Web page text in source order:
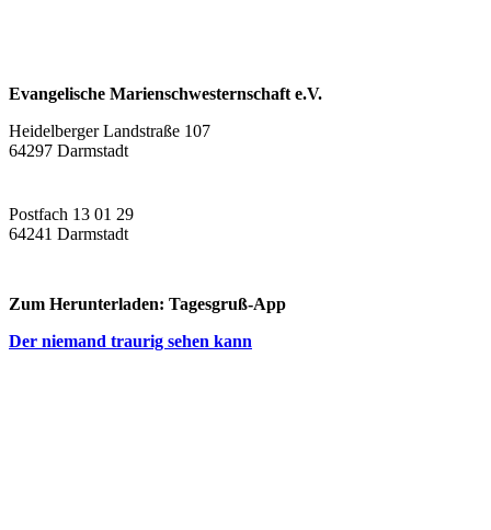
Evangelische Marienschwesternschaft e.V.
Heidelberger Landstraße 107
64297 Darmstadt
Postfach 13 01 29
64241 Darmstadt
Zum Herunterladen: Tagesgruß-App
Der niemand traurig sehen kann